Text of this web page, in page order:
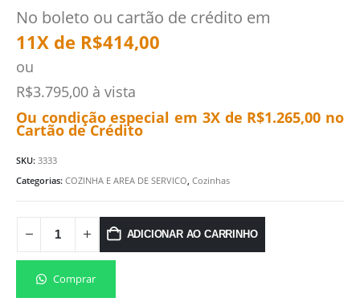
No boleto ou cartão de crédito em
11X de R$414,00
ou
R$3.795,00 à vista
Ou condição especial em 3X de R$1.265,00 no
Cartão de Crédito
SKU: 3333
Categorias: COZINHA E AREA DE SERVICO, Cozinhas
ADICIONAR AO CARRINHO
Comprar